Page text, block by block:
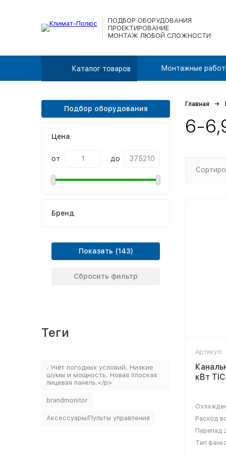
ПОДБОР ОБОРУДОВАНИЯ
ПРОЕКТИРОВАНИЕ
МОНТАЖ ЛЮБОЙ СЛОЖНОСТИ
Каталог товаров Монтажные
Главная
6-
Артикул:
кВт
Расход
Перепад
Тип
Подбор оборудования
Цена
от до
Бренд
Показать
Сбросить фильтр
Теги
. Учёт погодных условий. Низкие
шумы и мощность. Новая плоская
лицевая панель.</p>
brandmonitor
Аксессуары/Пульты управления